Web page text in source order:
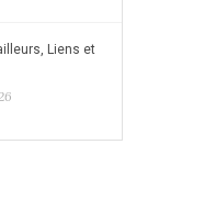
Liens et